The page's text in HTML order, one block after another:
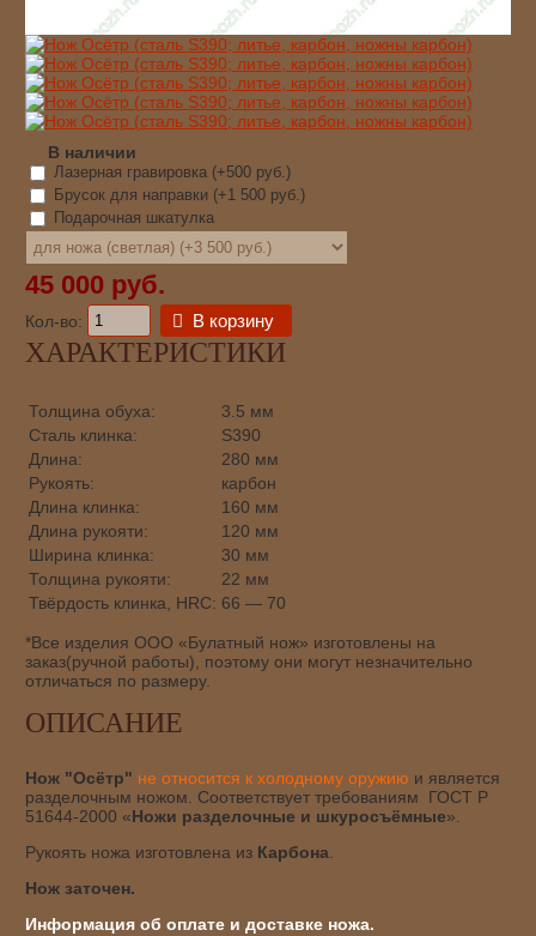
В наличии
Лазерная гравировка (+500 руб.)
Брусок для направки (+1 500 руб.)
Подарочная шкатулка
45 000 руб.
Кол-во: В корзину
ХАРАКТЕРИСТИКИ
Толщина обуха:
3.5 мм
Сталь клинка:
S390
Длина:
280 мм
Рукоять:
карбон
Длина клинка:
160 мм
Длина рукояти:
120 мм
Ширина клинка:
30 мм
Толщина рукояти:
22 мм
Твёрдость клинка, HRC: 66 — 70
*Все изделия ООО «Булатный нож» изготовлены на
заказ(ручной работы), поэтому они могут незначительно
отличаться по размеру.
ОПИСАНИЕ
Нож "Осётр" не относится к холодному оружию и является
разделочным ножом. Соответствует требованиям ГОСТ Р
51644-2000 «Ножи разделочные и шкуросъёмные».
Рукоять ножа изготовлена из Карбона.
Нож заточен.
Информация об оплате и доставке ножа.